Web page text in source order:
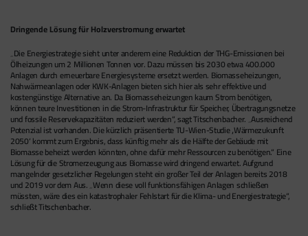
Dringende Lösung für Holzverstromung erwartet
„Die Energiestrategie sieht unter anderem eine Reduktion der THG-Emissionen bei
Ölheizungen um 2 Millionen Tonnen vor. Dazu müssen bis 2030 etwa 400.000
Anlagen durch erneuerbare Energiesysteme ersetzt werden. Biomasseheizungen,
Nahwärmeanlagen oder KWK-Anlagen bieten sich hier als sehr effektive und
kostengünstige Alternative an. Da Biomasseheizungen kaum Strom benötigen,
können teure Investitionen in die Strom-Infrastruktur für Speicher, Übertragungsnetze
und fossile Reservekapazitäten reduziert werden“, sagt Titschenbacher. „Ausreichend
Potenzial ist vorhanden. Die kürzlich präsentierte TU-Wien-Studie ‚Wärmezukunft
2050‘ kommt zum Ergebnis, dass künftig mehr als die Hälfte der Gebäude mit
Biomasse beheizt werden könnten, ohne dafür mehr Ressourcen zu benötigen.“ Eine
Lösung für die Stromerzeugung aus Biomasse wird dringend erwartet. Aufgrund
mangelnder gesetzlicher Regelungen steht ein großer Teil der Anlagen bereits 2018
und 2019 vor dem Aus. „Wenn diese voll funktionsfähigen Anlagen schließen
müssten, wäre dies ein katastrophaler Fehlstart für die Klima- und Energiestrategie“,
schließt Titschenbacher.